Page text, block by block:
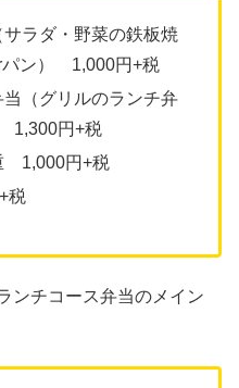
ラダ・野菜の鉄板焼
パン） 1,000円+税
（グリルのランチ弁
1,300円+税
1,000円+税
税
ンチコース弁当のメイン